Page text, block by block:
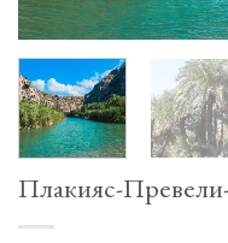
Плакияс-